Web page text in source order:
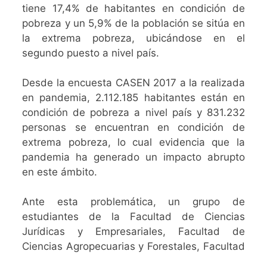
tiene 17,4% de habitantes en condición de
pobreza y un 5,9% de la población se sitúa en
la extrema pobreza, ubicándose en el
segundo puesto a nivel país.
Desde la encuesta CASEN 2017 a la realizada
en pandemia, 2.112.185 habitantes están en
condición de pobreza a nivel país y 831.232
personas se encuentran en condición de
extrema pobreza, lo cual evidencia que la
pandemia ha generado un impacto abrupto
en este ámbito.
Ante esta problemática, un grupo de
estudiantes de la Facultad de Ciencias
Jurídicas y Empresariales, Facultad de
Ciencias Agropecuarias y Forestales, Facultad